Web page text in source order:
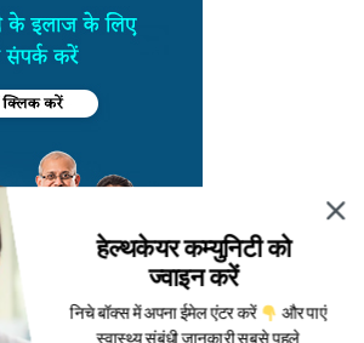
हेल्थकेयर कम्युनिटी को
ज्वाइन करें
निचे बॉक्स में अपना ईमेल एंटर करें
और पाएं
स्वास्थ्य संबंधी जानकारी सबसे पहले